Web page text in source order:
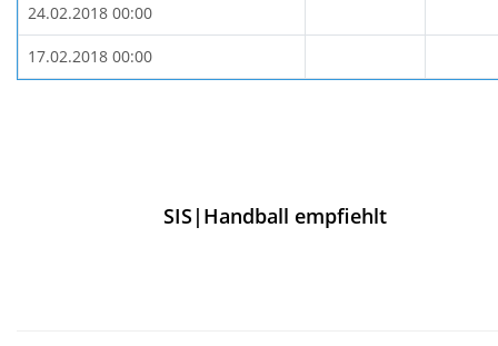
24.02.2018 00:00
17.02.2018 00:00
SIS|Handball empfiehlt